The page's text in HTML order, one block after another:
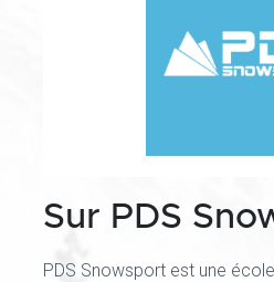
Sur PDS
PDS Snowsport est une